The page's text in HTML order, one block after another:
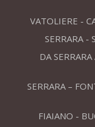
VATOLIERE -
SERRARA -
DA
SERRARA –
FIAIANO -